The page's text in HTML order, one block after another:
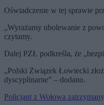
Oświadczenie w tej sprawie
„Wyrażamy ubolewanie z
czytamy.
Dalej PZŁ podkreśla, że
„Polski Związek Łowiecki
dyscyplinarne” – dodano.
Policjant z Wołowa